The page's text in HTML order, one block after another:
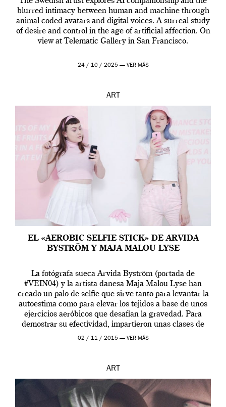
blurred intimacy between human and machine through
animal-coded avatars and digital voices. A surreal study
of desire and control in the age of artificial affection. On
view at Telematic Gallery in San Francisco.
24 / 10 / 2025 — VER MÁS
ART
EL «AEROBIC SELFIE STICK» DE ARVIDA
BYSTRÖM Y MAJA MALOU LYSE
La fotógrafa sueca Arvida Byström (portada de
#VEIN04) y la artista danesa Maja Malou Lyse han
creado un palo de selfie que sirve tanto para levantar la
autoestima como para elevar los tejidos a base de unos
ejercicios aeróbicos que desafían la gravedad. Para
demostrar su efectividad, impartieron unas clases de
prueba en el Tate […]
02 / 11 / 2015 — VER MÁS
ART